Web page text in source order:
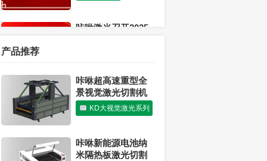
咔咻激光召开2025
感恩有你 温暖同行
丨咔咻激光2026年
迎新春年会圆满结
公司新闻
产品推荐
咔咻超高速重型全
景视觉激光切割机
KD大视觉激光系列
咔咻新能源电池纳
米隔热板激光切割